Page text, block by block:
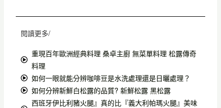
閱讀更多/
重現百年歐洲經典料理 桑卓主廚 無菜單料理 松露傳奇
料理
如何一眼就能分辨咖啡豆是水洗處理還是日曬處理？
如何分辨新鮮白松露的品質? 新鮮松露 黑松露
西班牙伊比利豬火腿』真的比『義大利帕瑪火腿』美味